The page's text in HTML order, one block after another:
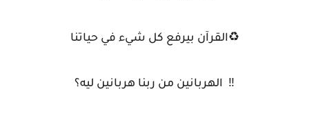
♻️القرآن بيرفع كل شيء في حياتنا
‼️ الهربانين من ربنا هربانين ليه؟